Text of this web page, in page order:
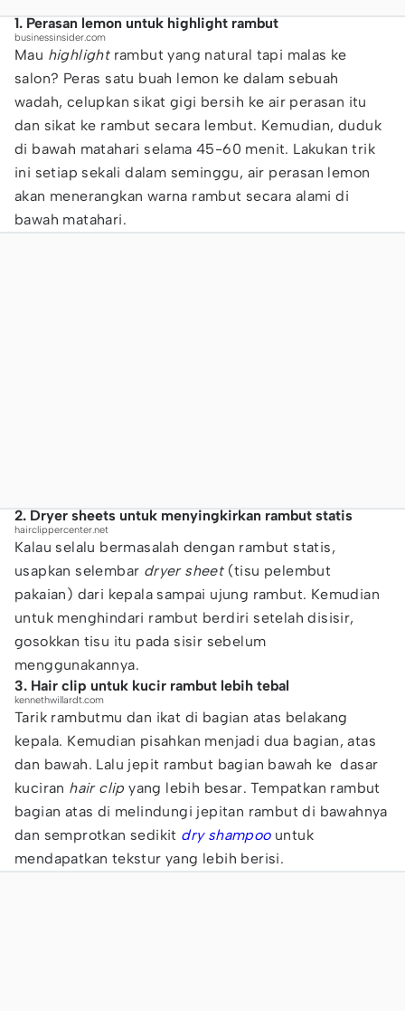
1. Perasan lemon untuk highlight rambut
businessinsider.com
Mau highlightrambut yang natural tapi malas ke
salon? Peras satu buah lemon ke dalam sebuah
wadah, celupkan sikat gigi bersih ke air perasan itu
dan sikat ke rambut secara lembut. Kemudian, duduk
di bawah matahari selama 45-60 menit. Lakukan trik
ini setiap sekali dalam seminggu, air perasan lemon
akan menerangkan warna rambut secara alami di
bawah matahari.
2. Dryer sheets untuk menyingkirkan rambut statis
hairclippercenter.net
Kalau selalu bermasalah dengan rambut statis,
usapkan selembar dryer sheet(tisu pelembut
pakaian) dari kepala sampai ujung rambut. Kemudian
untuk menghindari rambut berdiri setelah disisir,
gosokkan tisu itu pada sisir sebelum
menggunakannya.
3. Hair clip untuk kucir rambut lebih tebal
kennethwillardt.com
Tarik rambutmu dan ikat di bagian atas belakang
kepala. Kemudian pisahkan menjadi dua bagian, atas
dan bawah. Lalu jepit rambut bagian bawah ke dasar
kuciran hair clip yang lebih besar. Tempatkan rambut
bagian atas di melindungi jepitan rambut di bawahnya
dan semprotkan sedikit dry shampoountuk
mendapatkan tekstur yang lebih berisi.